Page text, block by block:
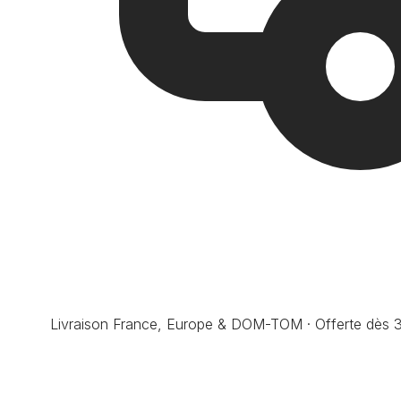
Livraison France, Europe & DOM-TOM · Offerte dès